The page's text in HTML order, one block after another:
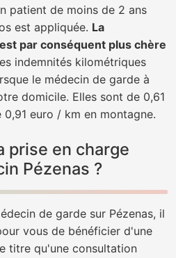
patient de moins de 2 ans
est appliquée. La
par conséquent plus chère
indemnités kilométriques
le médecin de garde à
domicile. Elles sont de 0,61
euro / km en montagne.
prise en charge
Pézenas ?
de garde sur Pézenas, il
vous de bénéficier d'une
titre qu'une consultation